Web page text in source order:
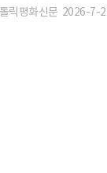
유흥식 추기경과
릭평화신문 2026-7-